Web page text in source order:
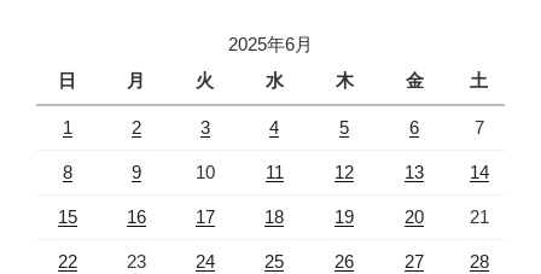
2025年6月
日
月 火 水 木 金 土
1 2 3 4 5 6 7
8 9 10 11 12 13 14
15 16 17 18 19 20 21
22 23 24 25 26 27 28